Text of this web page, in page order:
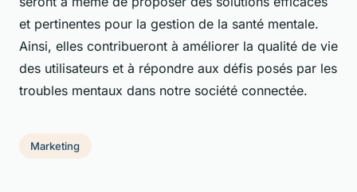
et pertinentes pour la gestion de la santé mentale.
Ainsi, elles contribueront à améliorer la qualité de vie
des utilisateurs et à répondre aux défis posés par les
troubles mentaux dans notre société connectée.
Marketing